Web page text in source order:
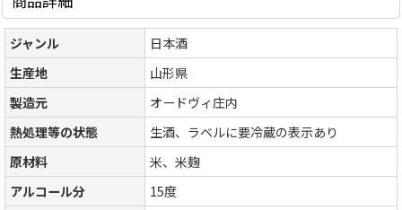
ジャンル
日本酒
生産地
山形県
製造元
オードヴィ庄内
熱処理等の状態
生酒、ラベルに要冷蔵の表示あり
原材料
米、米麹
アルコール分
15度